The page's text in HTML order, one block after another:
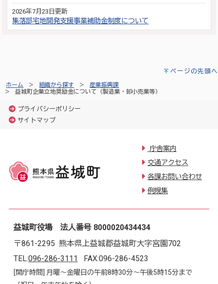
2026年7月23日更新
集落部宅地開発支援事業補助金制度について
ページの先頭へ
ホーム 組織から探す
産業振興課
益城町企業立地奨励金について（製造業・卸小売業等）
プライバシーポリシー
サイトマップ
庁舎案内
交通アクセス
各課お問い合わせ
例規集
益城町役場 法人番号 8000020434434
〒861-2295 熊本県上益城郡益城町大字宮園702
TEL:096-286-3111 FAX:096-286-4523
[開庁時間] 月曜～金曜日の午前8時30分～午後5時15分まで